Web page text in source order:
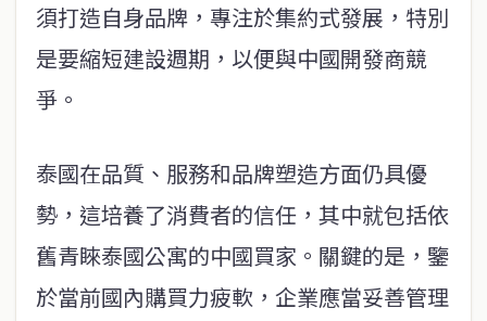
須打造自身品牌，專注於集約式發展，特別
是要縮短建設週期，以便與中國開發商競
爭。
泰國在品質、服務和品牌塑造方面仍具優
勢，這培養了消費者的信任，其中就包括依
舊青睞泰國公寓的中國買家。關鍵的是，鑒
於當前國內購買力疲軟，企業應當妥善管理